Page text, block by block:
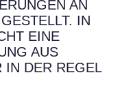
AN
IN
EINE
AUS
IN DER REGEL